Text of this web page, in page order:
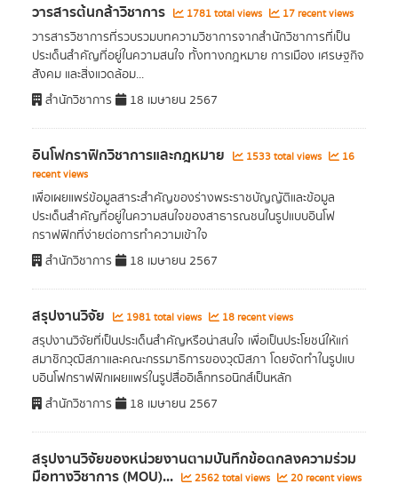
วารสารต้นกล้าวิชาการ 1781 total views 17 recent views
วารสารวิชาการที่รวบรวมบทความวิชาการจากสำนักวิชาการที่เป็น
ประเด็นสำคัญที่อยู่ในความสนใจ ทั้งทางกฎหมาย การเมือง เศรษฐกิจ
สังคม และสิ่งแวดล้อม...
สำนักวิชาการ
18 เมษายน 2567
อินโฟกราฟิกวิชาการและกฎหมาย 1533 total views
16
recent views
เพื่อเผยแพร่ข้อมูลสาระสำคัญของร่างพระราชบัญญัติและข้อมูล
ประเด็นสำคัญที่อยู่ในความสนใจของสาธารณชนในรูปแบบอินโฟ
กราฟฟิกที่ง่ายต่อการทำความเข้าใจ
สำนักวิชาการ
18 เมษายน 2567
สรุปงานวิจัย 1981 total views 18 recent views
สรุปงานวิจัยที่เป็นประเด็นสำคัญหรือน่าสนใจ เพื่อเป็นประโยชน์ให้แก่
สมาชิกวุฒิสภาและคณะกรรมาธิการของวุฒิสภา โดยจัดทำในรูปแบ
บอินโฟกราฟฟิกเผยแพร่ในรูปสื่ออิเล็กทรอนิกส์เป็นหลัก
สำนักวิชาการ
18 เมษายน 2567
สรุปงานวิจัยของหน่วยงานตามบันทึกข้อตกลงความร่วม
มือทางวิชาการ (MOU)... 2562 total views 20 recent views